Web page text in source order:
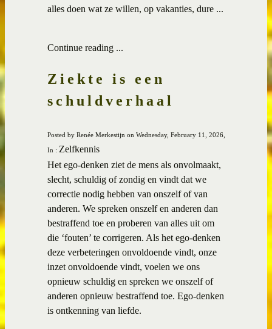
alles doen wat ze willen, op vakanties, dure ...
Continue reading ...
Ziekte is een
schuldverhaal
Posted by Renée Merkestijn on Wednesday, February 11, 2026,
In : Zelfkennis
Het ego-denken ziet de mens als onvolmaakt,
slecht, schuldig of zondig en vindt dat we
correctie nodig hebben van onszelf of van
anderen. We spreken onszelf en anderen dan
bestraffend toe en proberen van alles uit om
die ‘fouten’ te corrigeren. Als het ego-denken
deze verbeteringen onvoldoende vindt, onze
inzet onvoldoende vindt, voelen we ons
opnieuw schuldig en spreken we onszelf of
anderen opnieuw bestraffend toe. Ego-denken
is ontkenning van liefde.